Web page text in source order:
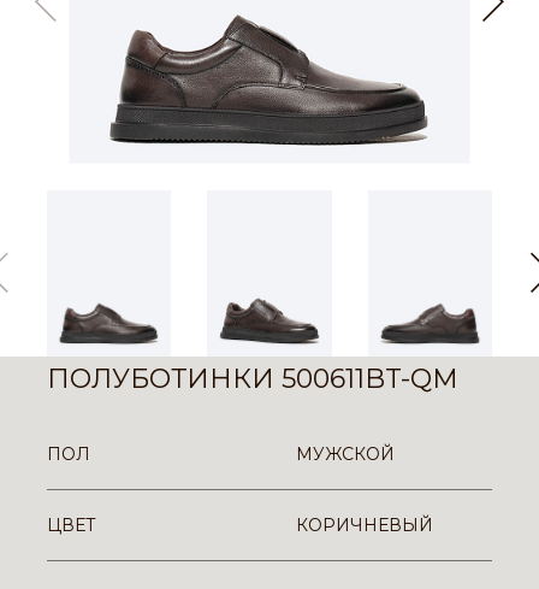
ПОЛУБОТИНКИ 500611BT-QM
ПОЛ МУЖСКОЙ
ЦВЕТ КОРИЧНЕВЫЙ